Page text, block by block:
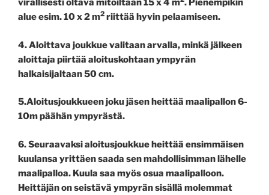
virallisesti oltava mitoiltaan 15 x 4 m . Pienempikin
alue esim. 10 x 2 m2 riittää hyvin pelaamiseen.
4. Aloittava joukkue valitaan arvalla, minkä jälkeen
aloittaja piirtää aloituskohtaan ympyrän
halkaisijaltaan 50 cm.
5.Aloitusjoukkueen joku jäsen heittää maalipallon 6-
10m päähän ympyrästä.
6. Seuraavaksi aloitusjoukkue heittää ensimmäisen
kuulansa yrittäen saada sen mahdollisimman lähelle
maalipalloa. Kuula saa myös osua maalipalloon.
Heittäjän on seistävä ympyrän sisällä molemmat